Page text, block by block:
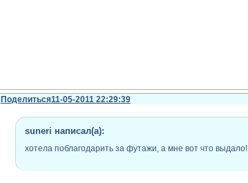
Поделиться11-05-2011 22:29:39
suneri написал(а):
хотела поблагодарить за футажи, а мне вот что выдало!